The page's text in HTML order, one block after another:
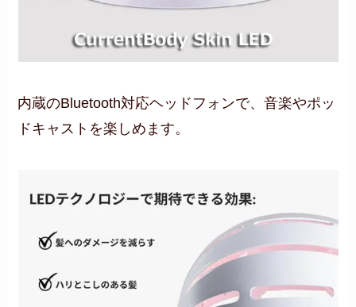
内蔵のBluetooth対応ヘッドフォンで、音楽やポッ
ドキャストを楽しめます。